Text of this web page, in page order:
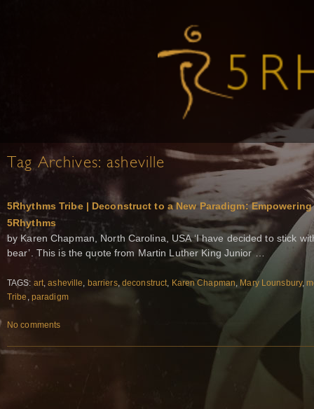
Tag Archives: asheville
5Rhythms Tribe | Deconstruct to a New Paradigm:
5Rhythms
by Karen Chapman, North Carolina, USA ‘I have decided to stick
bear’. This is the quote from Martin Luther King Junior …
TAGS: art,asheville, barriers, deconstruct, Karen Chapman, Mary Lounsbury,
Tribe , paradigm
No comments